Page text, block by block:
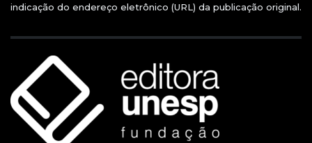
indicação do endereço eletrônico (URL) da publicação original.